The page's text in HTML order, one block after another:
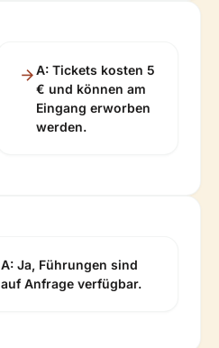
A: Tickets kosten 5
€ und können am
Eingang erworben
werden.
A: Ja, Führungen sind
auf Anfrage verfügbar.